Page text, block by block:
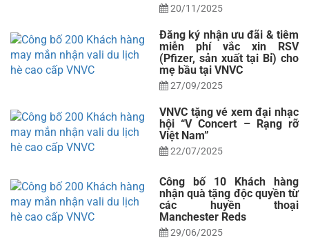
20/11/2025
Đăng ký nhận ưu đãi & tiêm
miễn phí vắc xin RSV
(Pfizer, sản xuất tại Bỉ) cho
mẹ bầu tại VNVC
27/09/2025
VNVC tặng vé xem đại nhạc
hội “V Concert – Rạng rỡ
Việt Nam”
22/07/2025
Công bố 10 Khách hàng
nhận quà tặng độc quyền từ
các huyền thoại
Manchester Reds
29/06/2025